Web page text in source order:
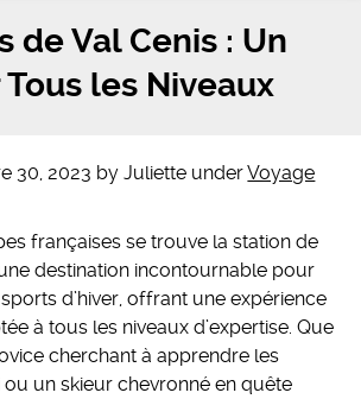
de Val Cenis : Un
les Niveaux
30, 2023 byJuliette underVoyage
françaises se trouve la station de
destination incontournable pour
d’hiver, offrant une expérience
à tous les niveaux d’expertise. Que
cherchant à apprendre les
un skieur chevronné en quête